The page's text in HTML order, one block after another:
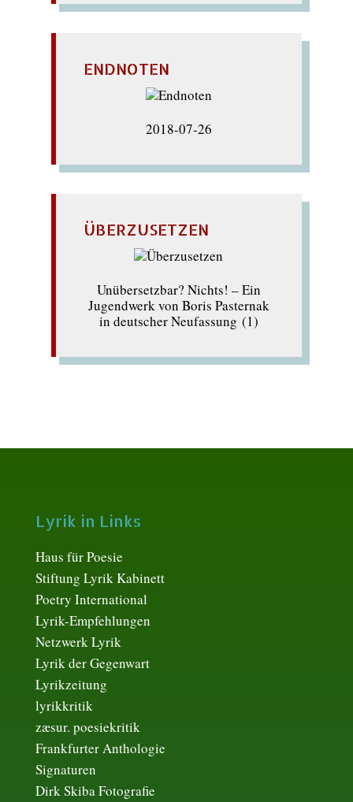
ENDNOTEN
2018-07-26
ÜBERZUSETZEN
Unübersetzbar? Nichts! – Ein
Jugendwerk von Boris Pasternak
in deutscher Neufassung (1)
Lyrik in Links
Haus für Poesie
Stiftung Lyrik Kabinett
Poetry International
Lyrik-Empfehlungen
Netzwerk Lyrik
Lyrik der Gegenwart
Lyrikzeitung
lyrikkritik
zæsur. poesiekritik
Frankfurter Anthologie
Signaturen
Dirk Skiba Fotografie